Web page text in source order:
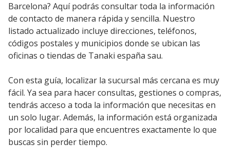
Barcelona? Aquí podrás consultar toda la información
de contacto de manera rápida y sencilla. Nuestro
listado actualizado incluye direcciones, teléfonos,
códigos postales y municipios donde se ubican las
oficinas o tiendas de Tanaki españa sau.
Con esta guía, localizar la sucursal más cercana es muy
fácil. Ya sea para hacer consultas, gestiones o compras,
tendrás acceso a toda la información que necesitas en
un solo lugar. Además, la información está organizada
por localidad para que encuentres exactamente lo que
buscas sin perder tiempo.